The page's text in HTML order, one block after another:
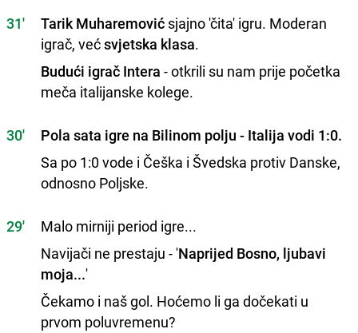
31' Tarik Muharemović sjajno 'čita' igru. Moderan
igrač, većsvjetska klasa.
Budući igrač Intera - otkrili su nam prije početka
meča italijanske kolege.
30'
Pola sata igre na Bilinom polju - Italija vodi 1:0.
Sa po 1:0 vode i Češka i Švedska protiv Danske,
odnosno Poljske.
29'
Malo mirniji period igre...
Navijači ne prestaju - 'Naprijed Bosno, ljubavi
moja...'
Čekamo i naš gol. Hoćemo li ga dočekati u
prvom poluvremenu?